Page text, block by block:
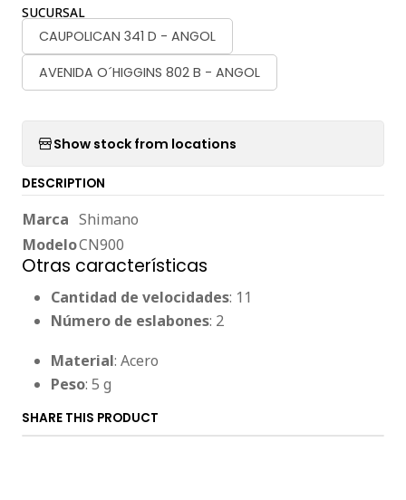
SUCURSAL
CAUPOLICAN 341 D - ANGOL
AVENIDA O´HIGGINS 802 B - ANGOL
Show stock from locations
DESCRIPTION
Marca Shimano
ModeloCN900
Otras características
Cantidad de velocidades: 11
Número de eslabones: 2
Material: Acero
Peso: 5 g
SHARE THIS PRODUCT